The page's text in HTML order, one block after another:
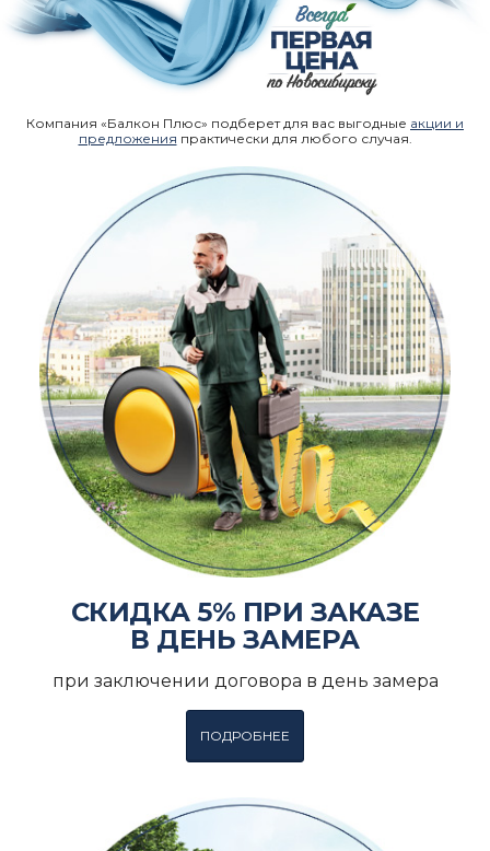
Компания «Балкон Плюс» подберет для вас выгодные акции и
предложения практически для любого случая.
СКИДКА 5% ПРИ ЗАКАЗЕ
В ДЕНЬ ЗАМЕРА
при заключении договора в день замера
ПОДРОБНЕЕ